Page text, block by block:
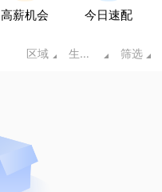
高薪机会 今日速配
区域 生产/营运/采购/物流 筛选